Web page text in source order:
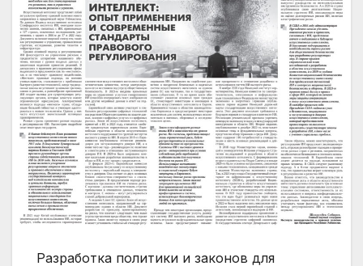
Разработка политики и законов для